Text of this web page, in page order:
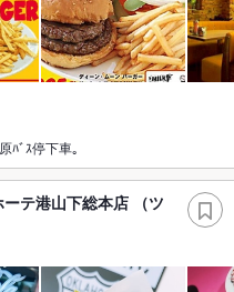
ﾊﾞｽ停下車｡
テ港山下総本店 （ツ